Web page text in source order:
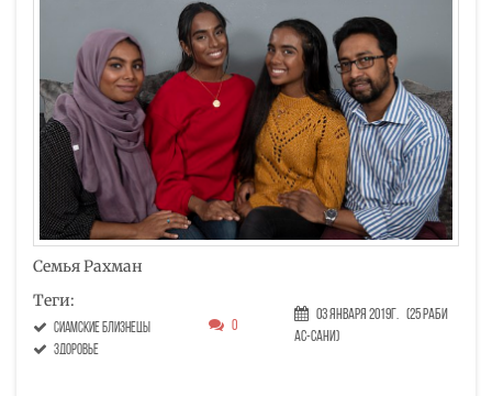
Семья Рахман
Теги:
сиамские близнецы
здоровье
0
03 Января 2019г. (25 Раби
ас-сани)